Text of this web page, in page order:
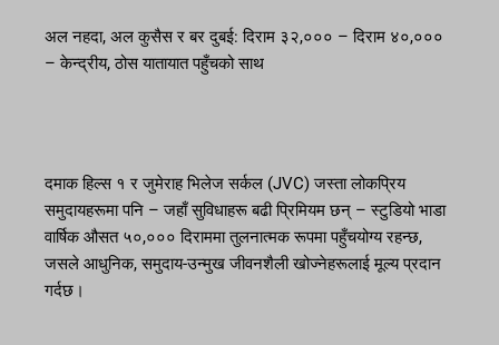
अल नहदा, अल कुसैस र बर दुबई: दिराम ३२,००० – दिराम ४०,०००
– केन्द्रीय, ठोस यातायात पहुँचको साथ
दमाक हिल्स १ र जुमेराह भिलेज सर्कल (JVC) जस्ता लोकप्रिय
समुदायहरूमा पनि – जहाँ सुविधाहरू बढी प्रिमियम छन् – स्टुडियो भाडा
वार्षिक औसत ५०,००० दिराममा तुलनात्मक रूपमा पहुँचयोग्य रहन्छ,
जसले आधुनिक, समुदाय-उन्मुख जीवनशैली खोज्नेहरूलाई मूल्य प्रदान
गर्दछ।